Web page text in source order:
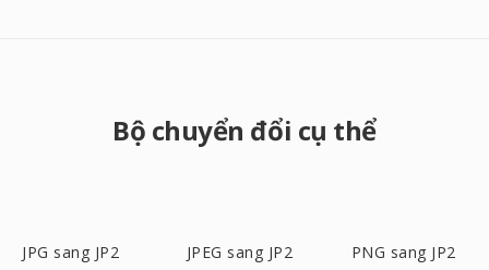
Bộ chuyển đổi cụ thể
JPG sang JP2 JPEG sang JP2 PNG sang JP2